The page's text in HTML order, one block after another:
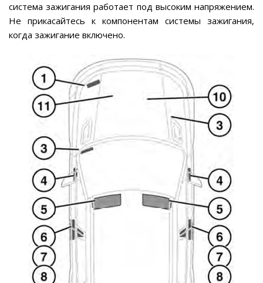
система зажигания работает под высоким напряжением.
Не прикасайтесь к компонентам системы зажигания,
когда зажигание включено.